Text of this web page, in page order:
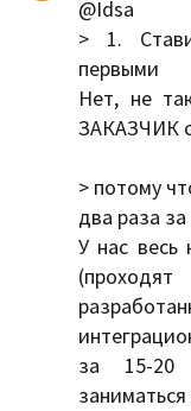
@Idsa
> 1.
первыми
Нет, не
ЗАКАЗЧИК
> потому
два раза
У нас весь
за 15-20